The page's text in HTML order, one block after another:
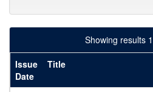
Showing results
Issue
Date
Title